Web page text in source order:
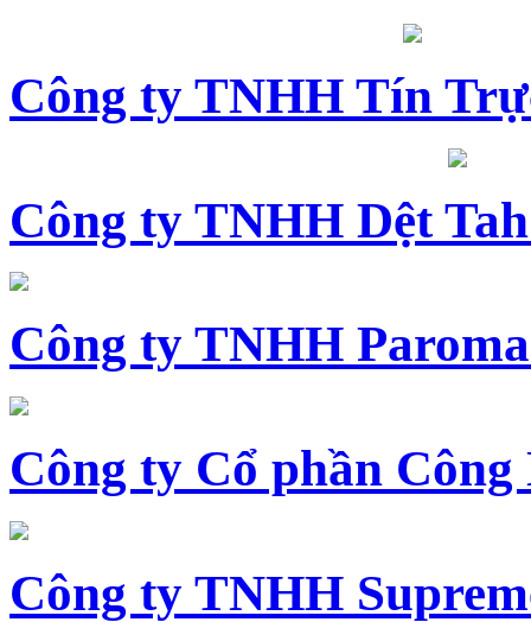
Công ty TNHH Tín
Công ty TNHH Dệt
Công ty TNHH
Công ty Cổ phần Công
Công ty TNHH